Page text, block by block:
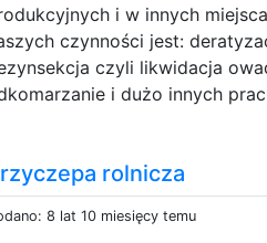
i w innych
czynności jest:
czyli likwidacja
i dużo innych
rolnicza
8 lat 10 miesięcy temu